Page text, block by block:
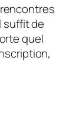
suffit de
quel